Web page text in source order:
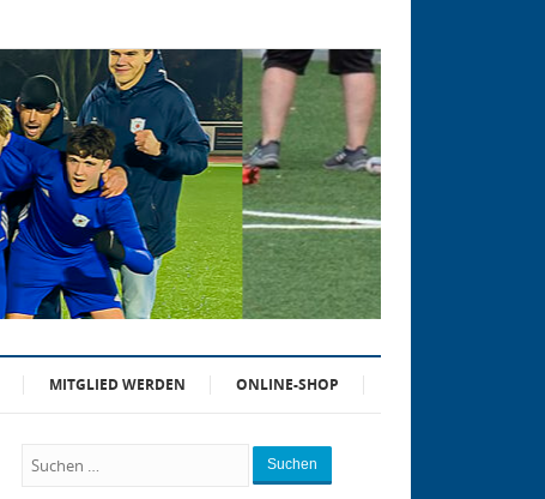
MITGLIED WERDEN ONLINE-SHOP
Suchen